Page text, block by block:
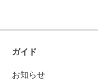
ガイド
お知らせ